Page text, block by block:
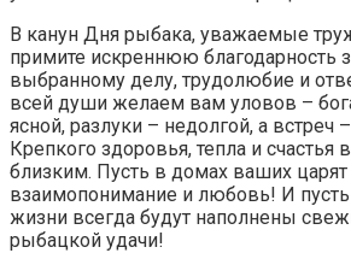
В канун Дня рыбака, уважаемые
примите искреннюю благодарность
выбранному делу, трудолюбие и
всей души желаем вам уловов –
ясной, разлуки – недолгой, а встреч
Крепкого здоровья, тепла и
близким. Пусть в домах ваших
взаимопонимание и любовь! И
жизни всегда будут наполнены
рыбацкой удачи!